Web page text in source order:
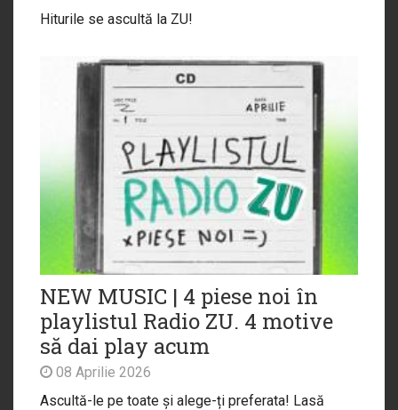
Hiturile se ascultă la ZU!
NEW MUSIC | 4 piese noi în
playlistul Radio ZU. 4 motive
să dai play acum
08 Aprilie 2026
Ascultă-le pe toate și alege-ți preferata! Lasă